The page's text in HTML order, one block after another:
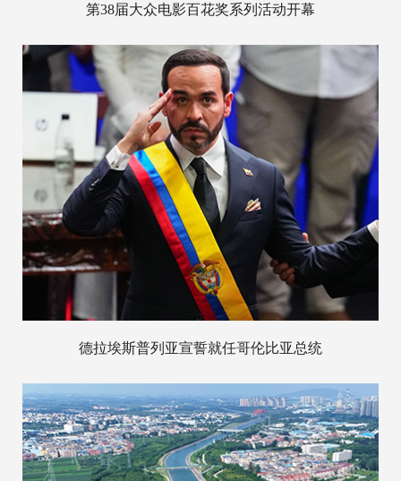
第38届大众电影百花奖系列活动开幕
德拉埃斯普列亚宣誓就任哥伦比亚总统